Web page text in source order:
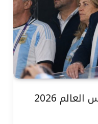
صورة نتنياهو بمدرجات كأس العالم 2026